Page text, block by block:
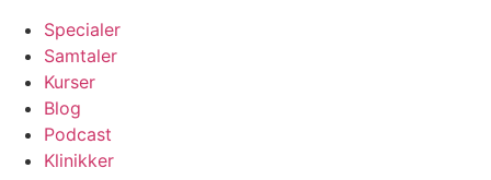
Specialer
Samtaler
Kurser
Blog
Podcast
Klinikker